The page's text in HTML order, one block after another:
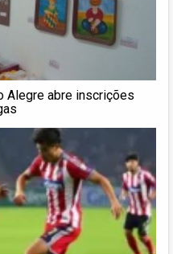
Alegre abre inscrições